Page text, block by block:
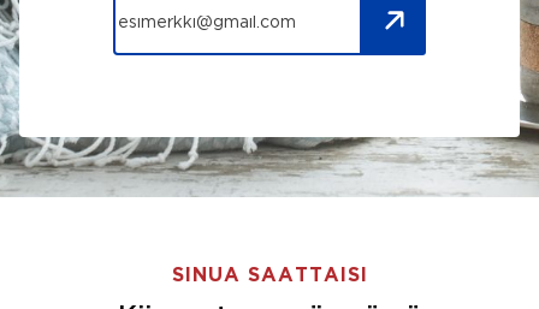
SINUA SAATTAISI